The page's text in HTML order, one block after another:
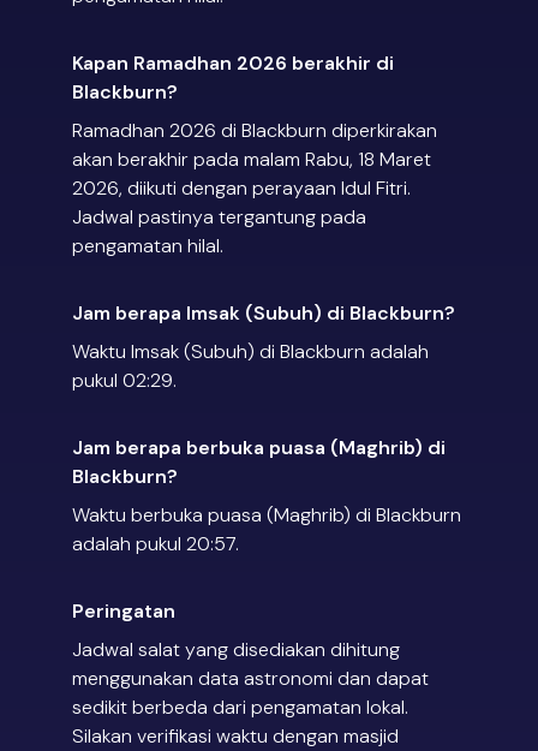
Kapan Ramadhan 2026 berakhir di
Blackburn?
Ramadhan 2026 di Blackburn diperkirakan
akan berakhir pada malam Rabu, 18 Maret
2026, diikuti dengan perayaan Idul Fitri.
Jadwal pastinya tergantung pada
pengamatan hilal.
Jam berapa Imsak (Subuh) di Blackburn?
Waktu Imsak (Subuh) di Blackburn adalah
pukul 02:29.
Jam berapa berbuka puasa (Maghrib) di
Blackburn?
Waktu berbuka puasa (Maghrib) di Blackburn
adalah pukul 20:57.
Peringatan
Jadwal salat yang disediakan dihitung
menggunakan data astronomi dan dapat
sedikit berbeda dari pengamatan lokal.
Silakan verifikasi waktu dengan masjid